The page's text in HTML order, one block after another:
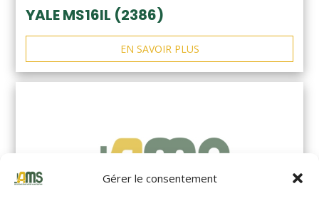
Gérer le consentement
YALE MS16IL (2386)
EN SAVOIR PLUS